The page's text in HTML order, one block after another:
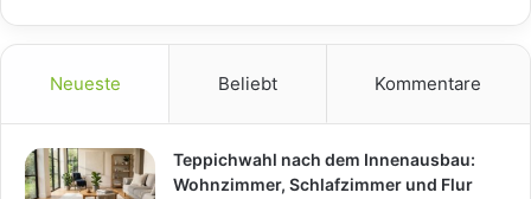
Neueste Beliebt Kommentare
Teppichwahl nach dem Innenausbau:
Wohnzimmer, Schlafzimmer und Flur